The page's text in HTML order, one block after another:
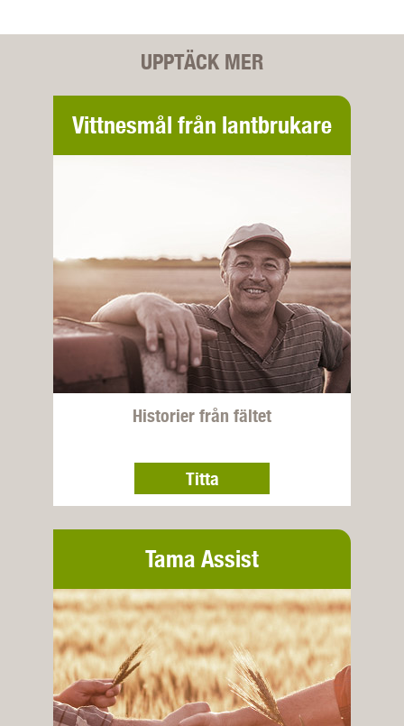
För mer information om
UPPTÄCK MER
Vittnesmål från lantbrukare
Historier från fältet
Titta
Tama Assist